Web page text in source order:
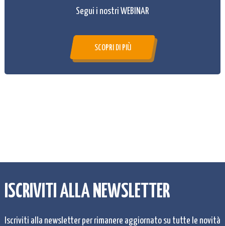
Segui i nostri WEBINAR
SCOPRI DI PIÙ
ISCRIVITI ALLA NEWSLETTER
Iscriviti alla newsletter per rimanere aggiornato su tutte le novità